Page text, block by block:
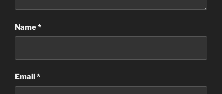
Name*
Email*